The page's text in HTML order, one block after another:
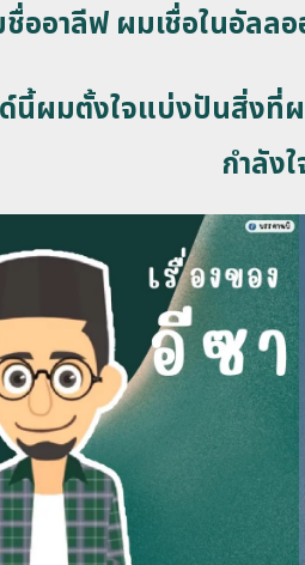
ออาลีฟ ผมเชื่อในอัลล
นี้ผมตั้งใจแบ่งปันสิ่งที่
กำลัง